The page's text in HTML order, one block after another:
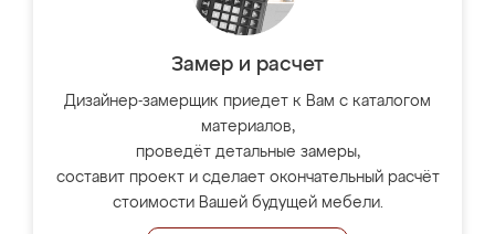
Замер и расчет
Дизайнер-замерщик приедет к Вам с каталогом
материалов,
проведёт детальные замеры,
составит проект и сделает окончательный расчёт
стоимости Вашей будущей мебели.